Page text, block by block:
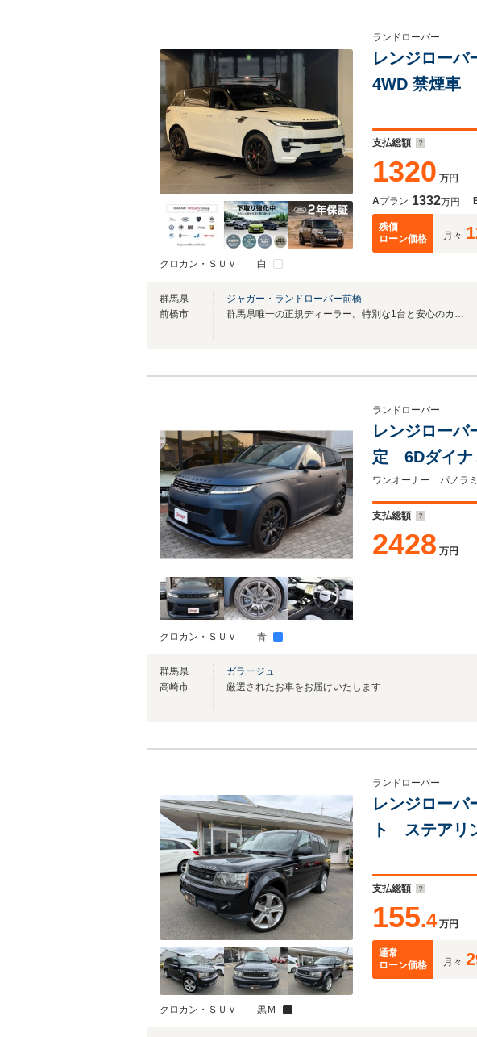
クロカン・ＳＵＶ 白
ランドローバー
レンジローバ
4WD 禁煙車
ー ブラック
支払総額
1320 万円
Aプラン 1332万円
残価
ローン価格
月々
群馬県
前橋市
ジャガー・ランドローバー前橋
群馬県唯一の正規ディーラー。特別な1台と安心のカーライフを。
クロカン・ＳＵＶ 青
ランドローバー
レンジローバ
定 6Dダイナ
支払総額
2428 万円
群馬県
高崎市
ガラージュ
厳選されたお車をお届けいたします
クロカン・ＳＵＶ 黒Ｍ
ランドローバー
レンジローバ
ト ステア
支払総額
155.4 万円
通常
ローン価格
月々